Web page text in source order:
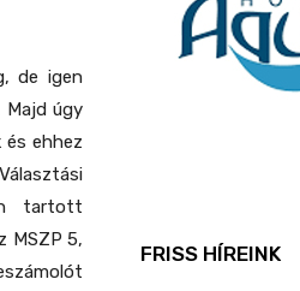
de igen
Majd úgy
ehhez
tartott
MSZP 5,
FRISS HÍREINK